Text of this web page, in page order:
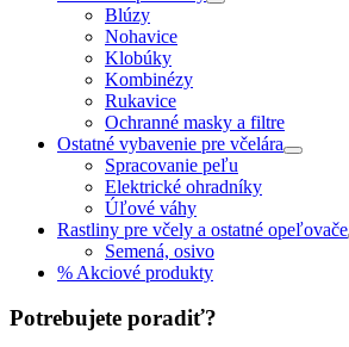
Blúzy
Nohavice
Klobúky
Kombinézy
Rukavice
Ochranné masky a filtre
Ostatné vybavenie pre včelára
Spracovanie peľu
Elektrické ohradníky
Úľové váhy
Rastliny pre včely a ostatné opeľovače
Semená, osivo
% Akciové produkty
Potrebujete poradiť?